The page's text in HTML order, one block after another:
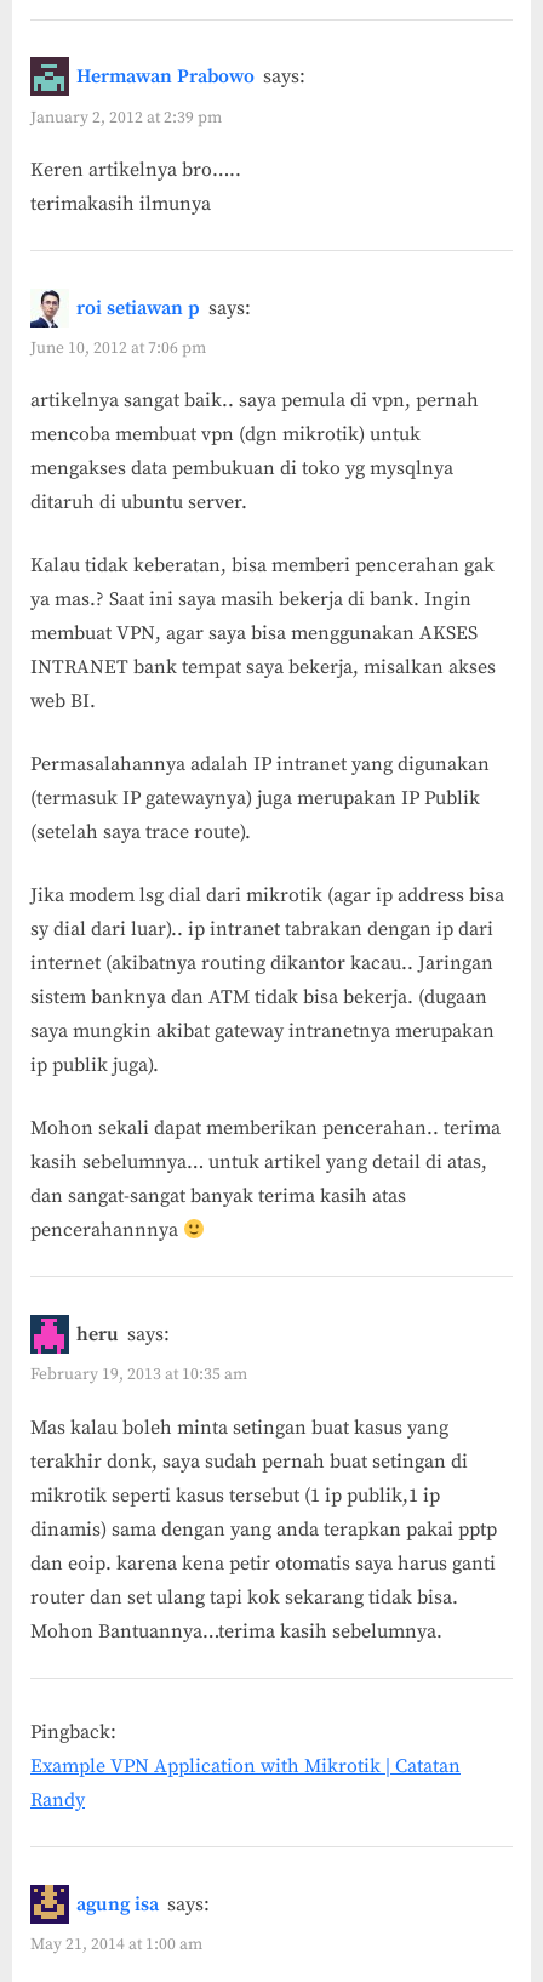
Hermawan Prabowo says:
January 2, 2012 at 2:39 pm
Keren artikelnya bro…..
terimakasih ilmunya
roi setiawan p says:
June 10, 2012 at 7:06 pm
artikelnya sangat baik.. saya pemula di vpn, pernah
mencoba membuat vpn (dgn mikrotik) untuk
mengakses data pembukuan di toko yg mysqlnya
ditaruh di ubuntu server.
Kalau tidak keberatan, bisa memberi pencerahan gak
ya mas.? Saat ini saya masih bekerja di bank. Ingin
membuat VPN, agar saya bisa menggunakan AKSES
INTRANET bank tempat saya bekerja, misalkan akses
web BI.
Permasalahannya adalah IP intranet yang digunakan
(termasuk IP gatewaynya) juga merupakan IP Publik
(setelah saya trace route).
Jika modem lsg dial dari mikrotik (agar ip address bisa
sy dial dari luar).. ip intranet tabrakan dengan ip dari
internet (akibatnya routing dikantor kacau.. Jaringan
sistem banknya dan ATM tidak bisa bekerja. (dugaan
saya mungkin akibat gateway intranetnya merupakan
ip publik juga).
Mohon sekali dapat memberikan pencerahan.. terima
kasih sebelumnya… untuk artikel yang detail di atas,
dan sangat-sangat banyak terima kasih atas
pencerahannnya
heru says:
February 19, 2013 at 10:35 am
Mas kalau boleh minta setingan buat kasus yang
terakhir donk, saya sudah pernah buat setingan di
mikrotik seperti kasus tersebut (1 ip publik,1 ip
dinamis) sama dengan yang anda terapkan pakai pptp
dan eoip. karena kena petir otomatis saya harus ganti
router dan set ulang tapi kok sekarang tidak bisa.
Mohon Bantuannya…terima kasih sebelumnya.
Pingback:
Example VPN Application with Mikrotik | Catatan
Randy
agung isa says:
May 21, 2014 at 1:00 am